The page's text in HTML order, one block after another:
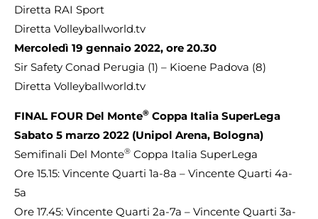
Diretta RAI Sport
Diretta Volleyballworld.tv
Mercoledì 19 gennaio 2022, ore 20.30
Sir Safety Conad Perugia (1) – Kioene Padova (8)
Diretta Volleyballworld.tv
FINAL FOUR Del Monte® Coppa Italia SuperLega
Sabato 5 marzo 2022 (Unipol Arena, Bologna)
Semifinali Del Monte® Coppa Italia SuperLega
Ore 15.15: Vincente Quarti 1a-8a – Vincente Quarti 4a-
5a
Ore 17.45: Vincente Quarti 2a-7a – Vincente Quarti 3a-